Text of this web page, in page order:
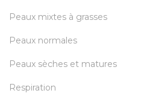
Peaux mixtes à grasses
Peaux normales
Peaux sèches et matures
Respiration